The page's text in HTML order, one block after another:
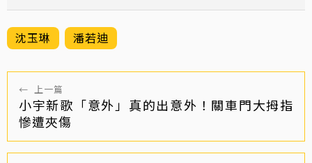
沈玉琳 潘若迪
← 上一篇
小宇新歌「意外」真的出意外！關車門大拇指
慘遭夾傷